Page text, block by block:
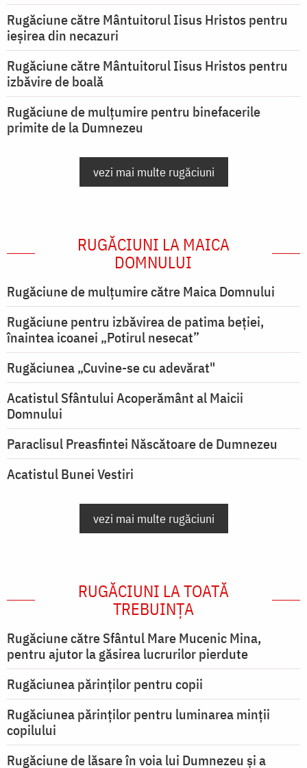
Rugăciune către Mântuitorul Iisus Hristos pentru
ieşirea din necazuri
Rugăciune către Mântuitorul Iisus Hristos pentru
izbăvire de boală
Rugăciune de mulțumire pentru binefacerile
primite de la Dumnezeu
vezi mai multe rugăciuni
RUGĂCIUNI LA MAICA
DOMNULUI
Rugăciune de mulţumire către Maica Domnului
Rugăciune pentru izbăvirea de patima beției,
înaintea icoanei „Potirul nesecat”
Rugăciunea „Cuvine-se cu adevărat"
Acatistul Sfântului Acoperământ al Maicii
Domnului
Paraclisul Preasfintei Născătoare de Dumnezeu
Acatistul Bunei Vestiri
vezi mai multe rugăciuni
RUGĂCIUNI LA TOATĂ
TREBUINȚA
Rugăciune către Sfântul Mare Mucenic Mina,
pentru ajutor la găsirea lucrurilor pierdute
Rugăciunea părinților pentru copii
Rugăciunea părinților pentru luminarea minţii
copilului
Rugăciune de lăsare în voia lui Dumnezeu şi a